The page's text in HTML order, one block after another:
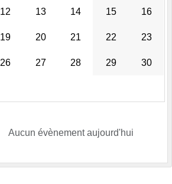
12 13 14 15 16
19 20 21 22 23
26 27 28 29 30
Aucun évènement aujourd'hui